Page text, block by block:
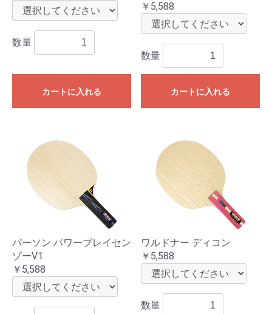
数量
カートに入れる
￥5,588
数量
カートに入れる
パーソン パワープレイセン
ゾーV1
￥5,588
ワルドナー ディコン
￥5,588
数量